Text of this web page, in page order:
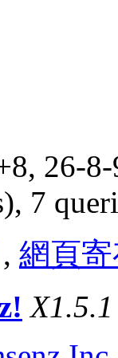
26-
7
, 網頁
X1.5.1